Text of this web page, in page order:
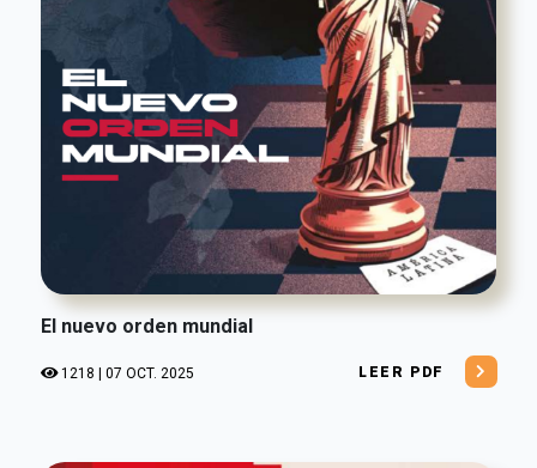
El nuevo orden mundial
1218 | 07 OCT. 2025 LEER PDF